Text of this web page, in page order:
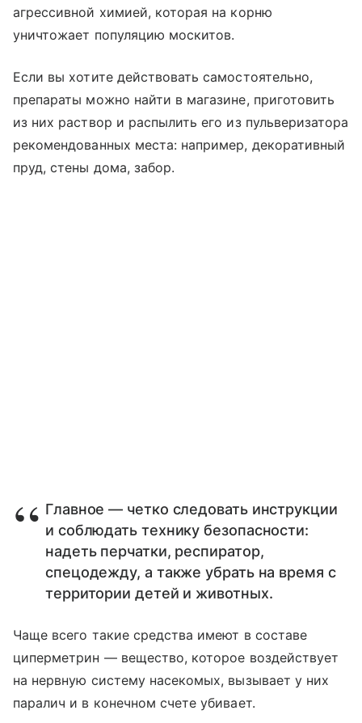
агрессивной химией, которая на корню
уничтожает популяцию москитов.
Если вы хотите действовать самостоятельно,
препараты можно найти в магазине, приготовить
из них раствор и распылить его из пульверизатора
рекомендованных места: например, декоративный
пруд, стены дома, забор.
Главное — четко следовать инструкции
и соблюдать технику безопасности:
надеть перчатки, респиратор,
спецодежду, а также убрать на время с
территории детей и животных.
Чаще всего такие средства имеют в составе
циперметрин — вещество, которое воздействует
на нервную систему насекомых, вызывает у них
паралич и в конечном счете убивает.